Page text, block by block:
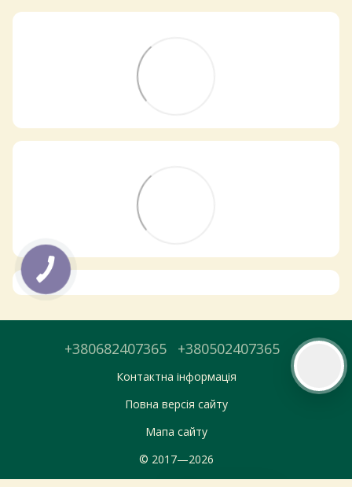
+380682407365 +380502407365
Контактна інформація
Повна версія сайту
Мапа сайту
© 2017—2026
безкоштовно
магазин і забрати у зручний час 💚